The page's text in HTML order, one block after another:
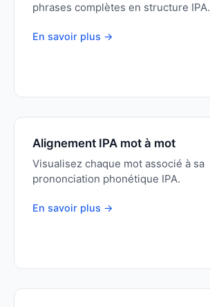
phrases complètes en structure IPA.
En savoir plus →
Alignement IPA mot à mot
Visualisez chaque mot associé à sa
prononciation phonétique IPA.
En savoir plus →